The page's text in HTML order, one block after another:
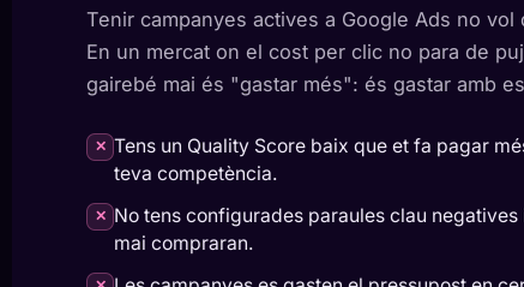
Tenir campanyes actives a Google Ads no
En un mercat on el cost per clic no para de
gairebé mai és "gastar més": és gastar amb
✕ Tens un Quality Score baix que et fa pagar
teva competència.
✕ No tens configurades paraules clau
mai compraran.